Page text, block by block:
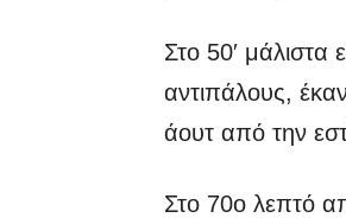
Στο 50′ μάλιστα
αντιπάλους,
άουτ από την
Στο 70ο λεπτό